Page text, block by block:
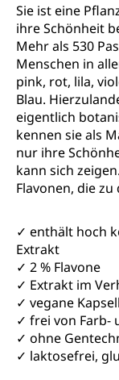
Sie ist eine
ihre Schönheit
Mehr als 530
Menschen in
pink, rot, lila,
Blau.
eigentlich
kennen sie als
nur ihre
kann sich
Flavonen, die
✓ enthält hoch
Extrakt
✓ 2 % Flavone
✓ Extrakt im
✓ vegane
✓ frei von Farb-
✓ ohne
✓ laktosefrei,